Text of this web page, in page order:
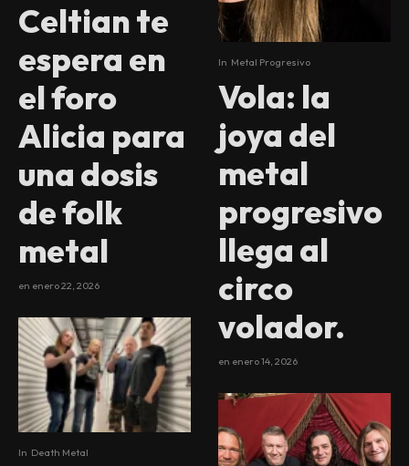
Celtian te
espera en
el foro
Alicia para
una dosis
de folk
metal
en enero 22, 2026
In Death Metal
In Metal Progresivo
Vola: la
joya del
metal
progresivo
llega al
circo
volador.
en enero 14, 2026